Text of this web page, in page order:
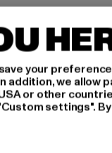
Kleinblumige
Tropische
des
your
we allow
or other
settings".